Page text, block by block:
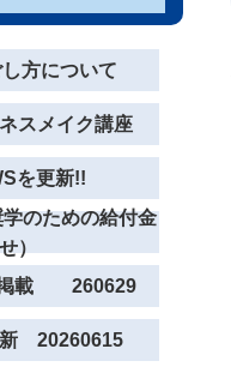
方について
スメイク講座
を更新!!
のための給付金
）
掲載 260629
新 20260615